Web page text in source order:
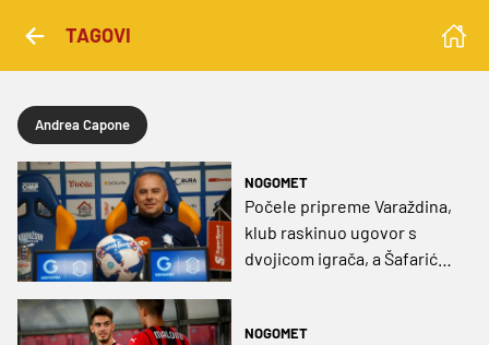
TAGOVI
Andrea Capone
NOGOMET
Počele pripreme Varaždina,
klub raskinuo ugovor s
dvojicom igrača, a Šafarić
NOGOMET